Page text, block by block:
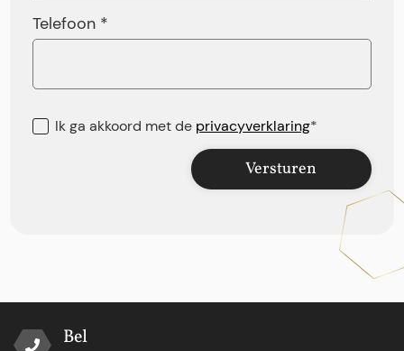
Telefoon *
Ik ga akkoord met de privacyverklaring*
Versturen
Bel